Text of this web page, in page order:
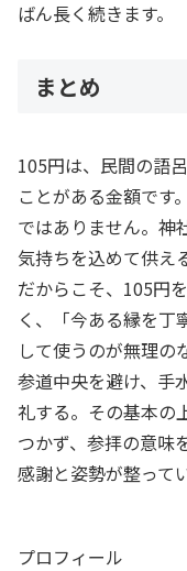
ばん長く続きます。
まとめ
105円は、民間の語
ことがある金額です
ではありません。神
気持ちを込めて供え
だからこそ、105円
く、「今ある縁を丁
して使うのが無理の
参道中央を避け、手
礼する。その基本の
つかず、参拝の意味
感謝と姿勢が整って
プロフィール